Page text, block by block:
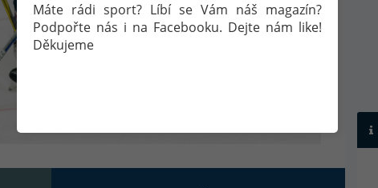
Máte rádi sport? Líbí se Vám náš magazín?
Podpořte nás i na Facebooku. Dejte nám like!
Děkujeme